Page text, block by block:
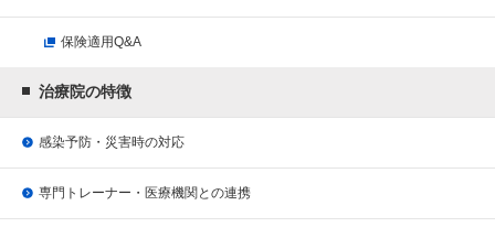
保険適用Q&A
治療院の特徴
感染予防・災害時の対応
専門トレーナー・医療機関との連携